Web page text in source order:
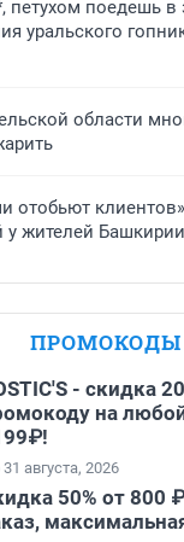
петухом поедешь
уральского
области
отобьют
жителей
ПРОМОКОДЫ
- скидка
на
августа, 2026
50% от 800